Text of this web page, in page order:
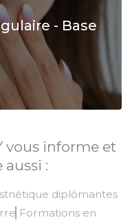
- Base
vous informe et
:
diplômantes
Formations en